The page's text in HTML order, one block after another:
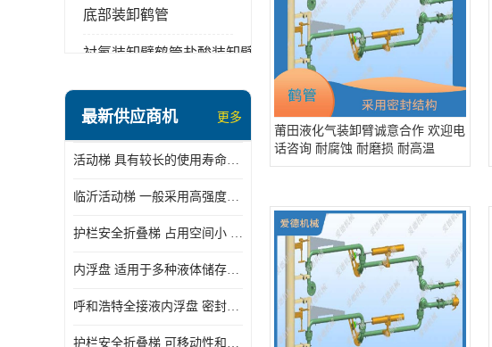
底部装卸鹤管
衬氟装卸臂鹤管盐酸装卸臂
顶部装卸车鹤管
液氨液化气鹤管
定量装车系统
最新供应商机 更多
活动梯 具有较长的使用寿命和耐用性 一般采用高强度材料制造
临沂活动梯 一般采用高强度材料制造 可以用于多种不同的任务
护栏安全折叠梯 占用空间小 方便存放和搬运
内浮盘 适用于多种液体储存和运输 能够降低运输成本和维护成本
呼和浩特全接液内浮盘 密封性能好 有效保护液体质量
护栏安全折叠梯 可移动性和安全性较高 占用空间小
莆田液化气装卸臂诚意合作 欢迎电
话咨询 耐腐蚀 耐磨损 耐高温